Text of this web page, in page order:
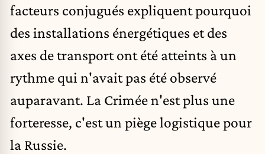
facteurs conjugués expliquent pourquoi
des installations énergétiques et des
axes de transport ont été atteints à un
rythme qui n'avait pas été observé
auparavant. La Crimée n'est plus une
forteresse, c'est un piège logistique pour
la Russie.